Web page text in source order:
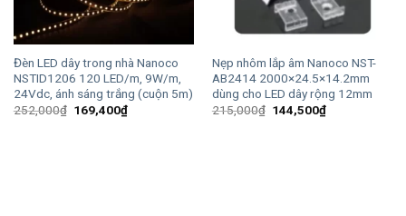
Đèn LED dây trong nhà Nanoco
NSTID1206 120 LED/m, 9W/m,
24Vdc, ánh sáng trắng (cuộn 5m)
252,000₫ Giá
169,400₫Giá
hiện
Nẹp nhôm lắp âm Nanoco NST-
AB2414 2000×24.5×14.2mm
dùng cho LED dây rộng 12mm
215,000₫ Giá
144,500₫Giá
hiện